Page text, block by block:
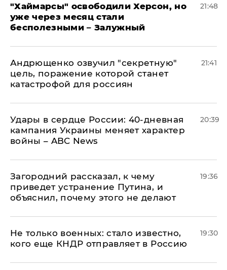
"Хаймарсы" освободили Херсон, но
уже через месяц стали
бесполезными – Залужный
21:48
Андрющенко озвучил "секретную"
цель, поражение которой станет
катастрофой для россиян
21:41
Удары в сердце России: 40-дневная
кампания Украины меняет характер
войны – ABC News
20:39
Загородний рассказал, к чему
приведет устранение Путина, и
объяснил, почему этого не делают
19:36
Не только военных: стало известно,
кого еще КНДР отправляет в Россию
19:30